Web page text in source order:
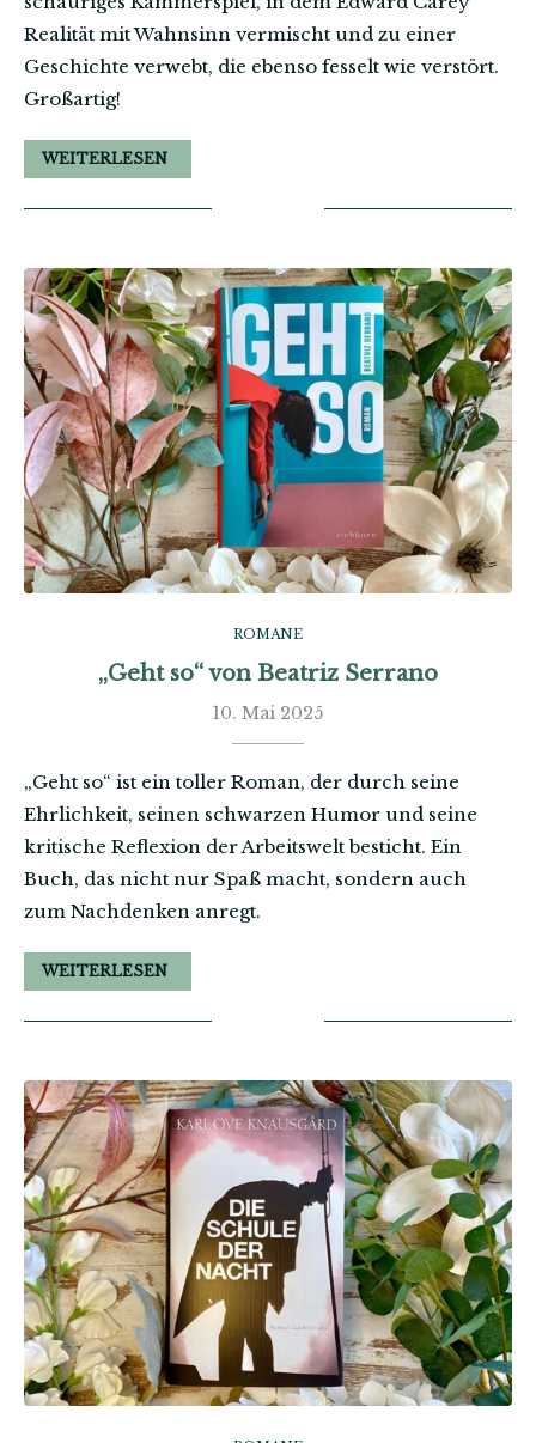
Realität mit Wahnsinn vermischt und zu einer
Geschichte verwebt, die ebenso fesselt wie verstört.
Großartig!
WEITERLESEN
ROMANE
„Geht so“ von Beatriz Serrano
10. Mai 2025
„Geht so“ ist ein toller Roman, der durch seine
Ehrlichkeit, seinen schwarzen Humor und seine
kritische Reflexion der Arbeitswelt besticht. Ein
Buch, das nicht nur Spaß macht, sondern auch
zum Nachdenken anregt.
WEITERLESEN